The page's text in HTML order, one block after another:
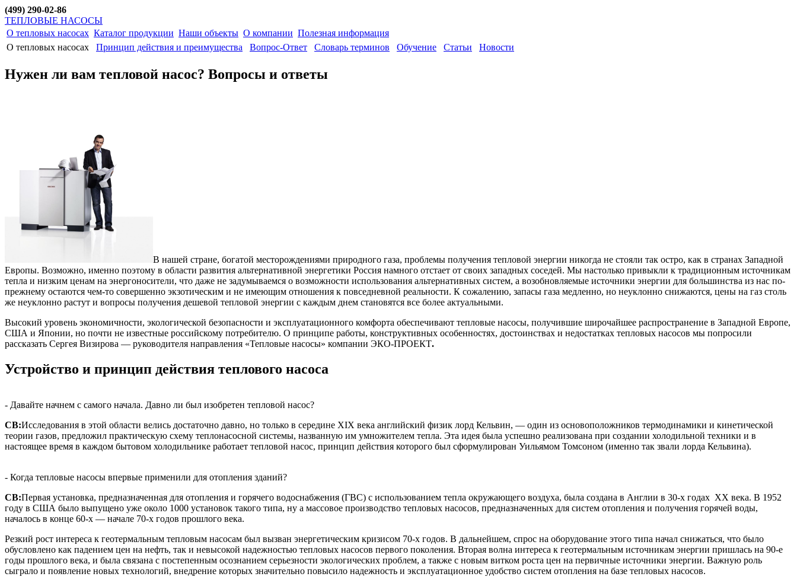
(499) 290-02-86
ТЕПЛОВЫЕ НАСОСЫ
О тепловых насосах Каталог продукции Наши объекты О компании Полезная информация
О тепловых насосах
Принцип действия и преимущества Вопрос-Ответ Словарь терминов Обучение Статьи Новости
Нужен ли вам тепловой насос? Вопросы и ответы
В нашей стране, богатой месторождениями природного газа, проблемы получения тепловой энергии никогда не стояли так остро, как в странах Западной
Европы. Возможно, именно поэтому в области развития альтернативной энергетики Россия намного отстает от своих западных соседей. Мы настолько привыкли к традиционным источникам
тепла и низким ценам на энергоносители, что даже не задумываемся о возможности использования альтернативных систем, а возобновляемые источники энергии для большинства из нас по-
прежнему остаются чем-то совершенно экзотическим и не имеющим отношения к повседневной реальности. К сожалению, запасы газа медленно, но неуклонно снижаются, цены на газ столь
же неуклонно растут и вопросы получения дешевой тепловой энергии с каждым днем становятся все более актуальными.
Высокий уровень экономичности, экологической безопасности и эксплуатационного комфорта обеспечивают тепловые насосы, получившие широчайшее распространение в Западной Европе,
США и Японии, но почти не известные российскому потребителю. О принципе работы, конструктивных особенностях, достоинствах и недостатках тепловых насосов мы попросили
рассказать Сергея Визирова — руководителя направления «Тепловые насосы» компании ЭКО-ПРОЕКТ.
Устройство и принцип действия теплового насоса
- Давайте начнем с самого начала. Давно ли был изобретен тепловой насос?
СВ:Исследования в этой области велись достаточно давно, но только в середине XIX века английский физик лорд Кельвин, — один из основоположников термодинамики и кинетической
теории газов, предложил практическую схему теплонасосной системы, названную им умножителем тепла. Эта идея была успешно реализована при создании холодильной техники и в
настоящее время в каждом бытовом холодильнике работает тепловой насос, принцип действия которого был сформулирован Уильямом Томсоном (именно так звали лорда Кельвина).
- Когда тепловые насосы впервые применили для отопления зданий?
СВ:Первая установка, предназначенная для отопления и горячего водоснабжения (ГВС) с использованием тепла окружающего воздуха, была создана в Англии в 30-х годах XX века. В 1952
году в США было выпущено уже около 1000 установок такого типа, ну а массовое производство тепловых насосов, предназначенных для систем отопления и получения горячей воды,
началось в конце 60-х — начале 70-х годов прошлого века.
Резкий рост интереса к геотермальным тепловым насосам был вызван энергетическим кризисом 70-х годов. В дальнейшем, спрос на оборудование этого типа начал снижаться, что было
обусловлено как падением цен на нефть, так и невысокой надежностью тепловых насосов первого поколения. Вторая волна интереса к геотермальным источникам энергии пришлась на 90-е
годы прошлого века, и была связана с постепенным осознанием серьезности экологических проблем, а также с новым витком роста цен на первичные источники энергии. Важную роль
сыграло и появление новых технологий, внедрение которых значительно повысило надежность и эксплуатационное удобство систем отопления на базе тепловых насосов.